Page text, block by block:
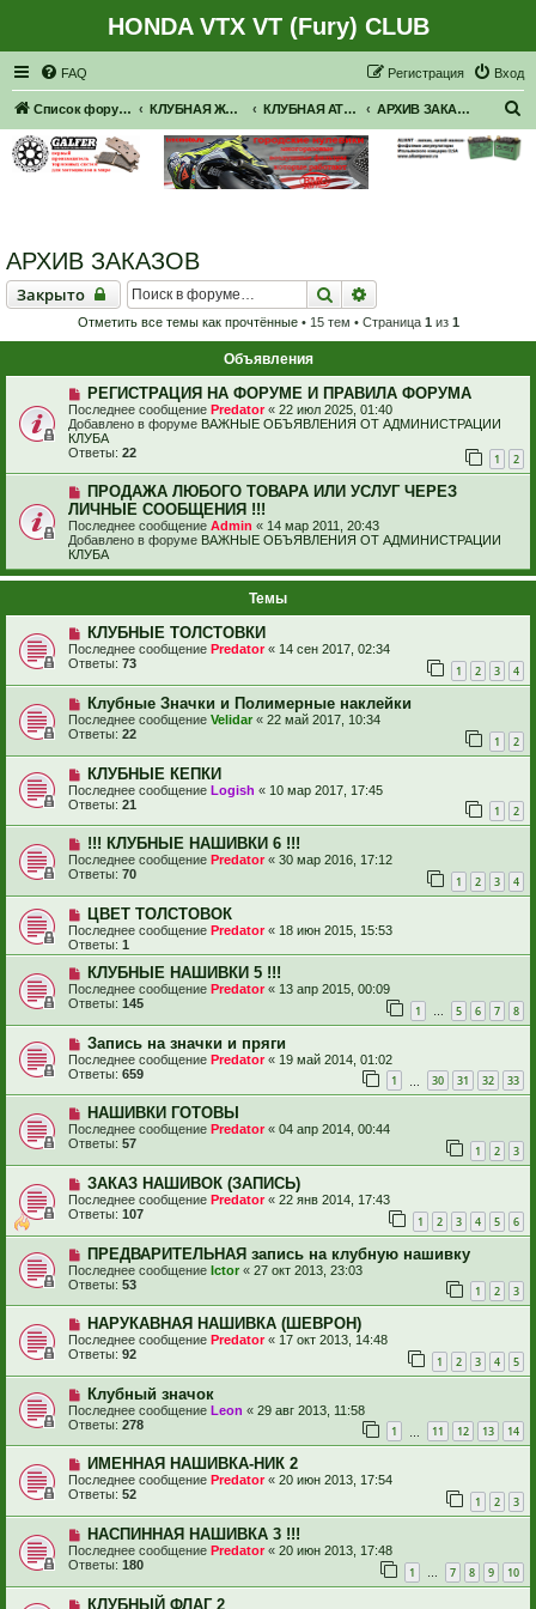
HONDA VTX VT (Fury) CLUB
FAQ Вход
Регистрация
Список форумов КЛУБНАЯ ЖИЗНЬ. РЕАЛЬНЫЕ ВСТРЕЧИ. ПОКАТУШКИ. КЛУБНАЯ АТРИБУТИКА АРХИВ ЗАКАЗОВ
АРХИВ ЗАКАЗОВ
Закрыто
Закрыто Поиск
Отметить все темы как прочтённые• 15 тем • Страница 1 из 1
Объявления
РЕГИСТРАЦИЯ НА ФОРУМЕ И ПРАВИЛА ФОРУМА
Последнее сообщение Predator« 22 июл 2025, 01:40
Добавлено в форуме ВАЖНЫЕ ОБЪЯВЛЕНИЯ ОТ АДМИНИСТРАЦИИ
КЛУБА
Ответы: 22 1 2
ПРОДАЖА ЛЮБОГО ТОВАРА ИЛИ УСЛУГ ЧЕРЕЗ
ЛИЧНЫЕ СООБЩЕНИЯ !!!
Последнее сообщение Admin « 14 мар 2011, 20:43
Добавлено в форуме ВАЖНЫЕ ОБЪЯВЛЕНИЯ ОТ АДМИНИСТРАЦИИ
КЛУБА
Темы
КЛУБНЫЕ ТОЛСТОВКИ
Последнее сообщение Predator« 14 сен 2017, 02:34
Ответы: 73 1 2 3 4
Клубные Значки и Полимерные наклейки
Последнее сообщение Velidar « 22 май 2017, 10:34
Ответы: 22 1 2
КЛУБНЫЕ КЕПКИ
Последнее сообщение Logish « 10 мар 2017, 17:45
Ответы: 21 1 2
!!! КЛУБНЫЕ НАШИВКИ 6 !!!
Последнее сообщение Predator« 30 мар 2016, 17:12
Ответы: 70 1 2 3 4
ЦВЕТ ТОЛСТОВОК
Последнее сообщение Predator« 18 июн 2015, 15:53
Ответы: 1
КЛУБНЫЕ НАШИВКИ 5 !!!
Последнее сообщение Predator« 13 апр 2015, 00:09
Ответы: 145 1 … 5 6 7 8
Запись на значки и пряги
Последнее сообщение Predator« 19 май 2014, 01:02
Ответы: 659 1 30 31 32 33
НАШИВКИ ГОТОВЫ
Последнее сообщение Predator« 04 апр 2014, 00:44
Ответы: 57 1 2 3
ЗАКАЗ НАШИВОК (ЗАПИСЬ)
Последнее сообщение Predator« 22 янв 2014, 17:43
Ответы: 107 1 2 3 4 5 6
ПРЕДВАРИТЕЛЬНАЯ запись на клубную нашивку
Последнее сообщение Ictor « 27 окт 2013, 23:03
Ответы: 53 1 2 3
НАРУКАВНАЯ НАШИВКА (ШЕВРОН)
Последнее сообщение Predator« 17 окт 2013, 14:48
Ответы: 92 1 2 3 4 5
Клубный значок
Последнее сообщение Leon « 29 авг 2013, 11:58
Ответы: 278 1 11 12 13 14
ИМЕННАЯ НАШИВКА-НИК 2
Последнее сообщение Predator« 20 июн 2013, 17:54
Ответы: 52 1 2 3
НАСПИННАЯ НАШИВКА 3 !!!
Последнее сообщение Predator« 20 июн 2013, 17:48
Ответы: 180 1 … 7 8 9 10
КЛУБНЫЙ ФЛАГ 2